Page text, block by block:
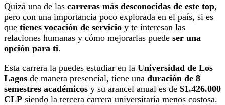
Quizá una de las carreras más desconocidas de este top,
pero con una importancia poco explorada en el país, si es
que tienes vocación de servicio y te interesan las
relaciones humanas y cómo mejorarlas puede ser una
opción para ti.
Esta carrera la puedes estudiar en la Universidad de Los
Lagos de manera presencial, tiene una duración de 8
semestres académicos y su arancel anual es de $1.426.000
CLP siendo la tercera carrera universitaria menos costosa.